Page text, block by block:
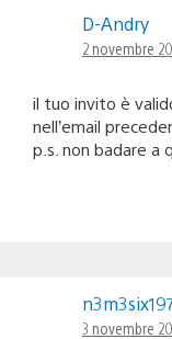
D-Andry
2 novembre
il tuo invito è
nell’email
p.s. non badare a
3 novembre